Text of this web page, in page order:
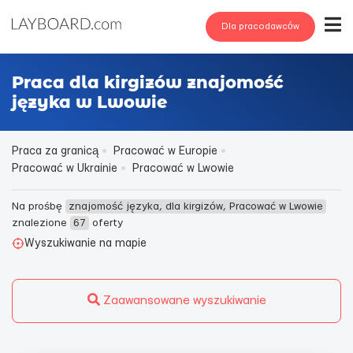
Dla pracodawców
Praca dla kirgizów znajomość
języka w Lwowie
Praca za granicą
Pracować w Europie
Pracować w Ukrainie
Pracować w Lwowie
Na prośbę
znajomość języka, dla kirgizów, Pracować w Lwowie
znalezione
67
oferty
Wyszukiwanie na mapie
Zaawansowane wyszukiwanie